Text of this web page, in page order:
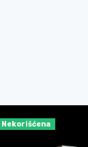
Nekorišćena